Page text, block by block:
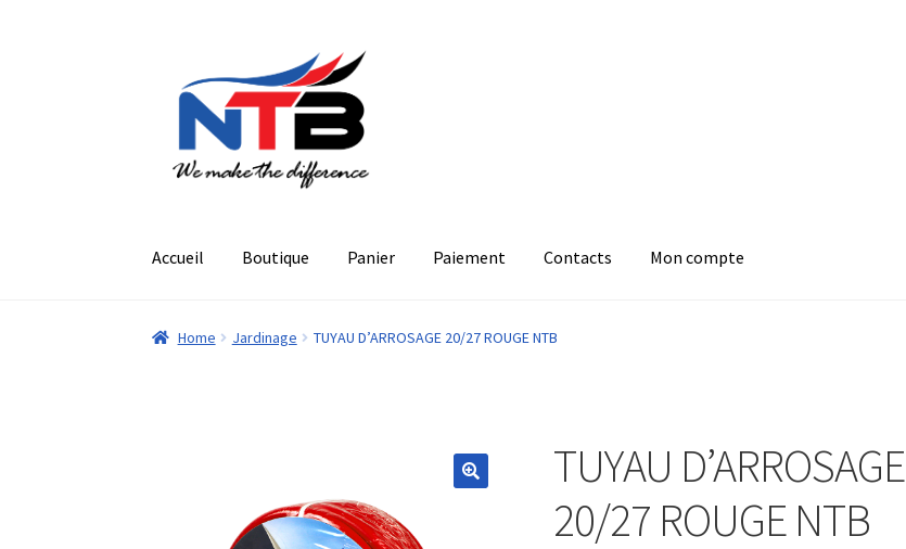
navigation
contenu
Accueil Boutique Panier Paiement Contacts Mon compte
Home Jardinage TUYAU D’ARROSAGE 20/27 ROUGE NTB
TUYAU D’ARROSAGE
20/27 ROUGE NTB